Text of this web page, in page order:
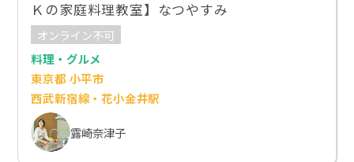
Ｋの家庭料理教室】なつやすみ
オンライン不可
料理・グルメ
東京都 小平市
西武新宿線・花小金井駅
露崎奈津子